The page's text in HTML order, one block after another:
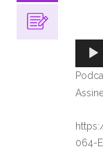
áudio
064-